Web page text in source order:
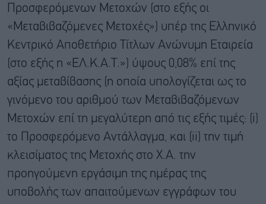
Προσφερόμενων Μετοχών (στο εξής οι
«Μεταβιβαζόμενες Μετοχές») υπέρ της Ελληνικό
Κεντρικό Αποθετήριο Τίτλων Ανώνυμη Εταιρεία
(στο εξής η «ΕΛ.Κ.Α.Τ.») ύψους 0,08% επί της
αξίας μεταβίβασης (η οποία υπολογίζεται ως το
γινόμενο του αριθμού των Μεταβιβαζόμενων
Μετοχών επί τη μεγαλύτερη από τις εξής τιμές: (i)
το Προσφερόμενο Αντάλλαγμα, και (ii) την τιμή
κλεισίματος της Μετοχής στο Χ.Α. την
προηγούμενη εργάσιμη της ημέρας της
υποβολής των απαιτούμενων εγγράφων του